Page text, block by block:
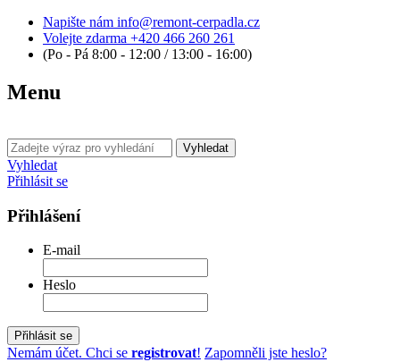
Napište nám info@remont-cerpadla.cz
Volejte zdarma +420 466 260 261
(Po - Pá 8:00 - 12:00 / 13:00 - 16:00)
Menu
Vyhledat
Vyhledat
Přihlásit se
Přihlášení
E-mail
Heslo
Přihlásit se
Nemám účet. Chci se registrovat! Zapomněli jste heslo?